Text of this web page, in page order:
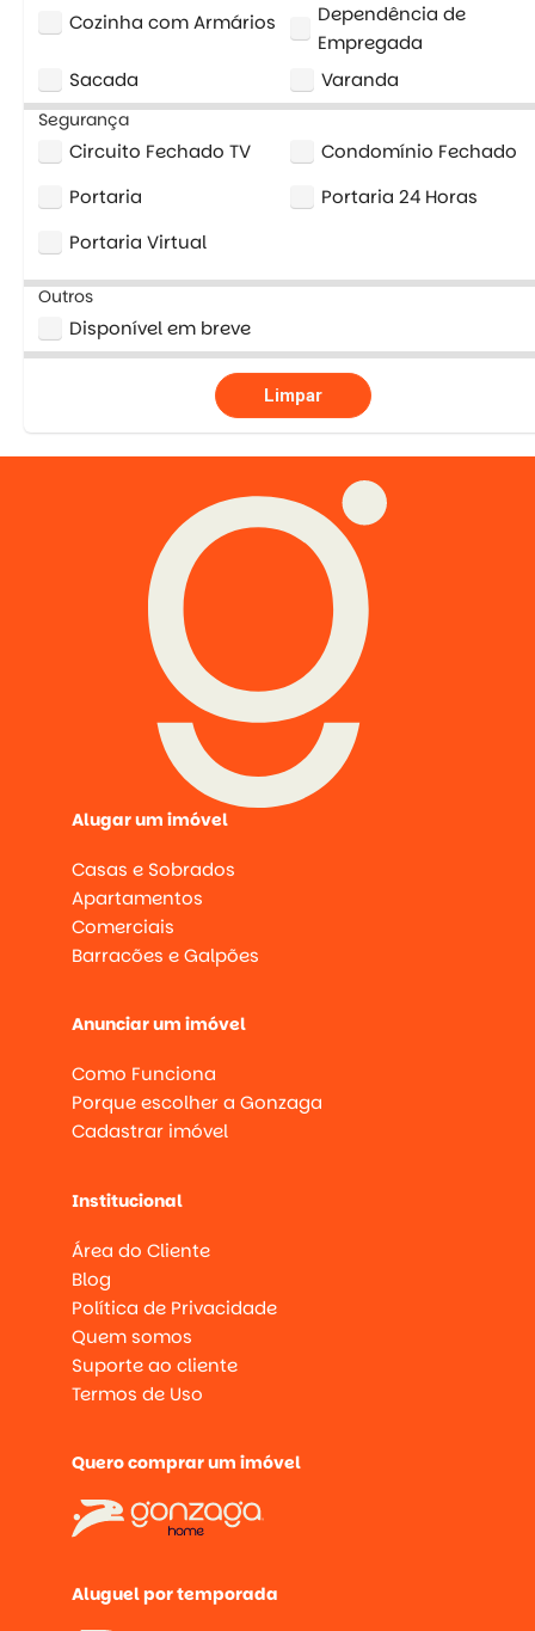
Cozinha com Armários
Dependência de
Empregada
Sacada
Varanda
Segurança
Circuito Fechado TV
Condomínio Fechado
Portaria
Portaria 24 Horas
Portaria Virtual
Outros
Disponível em breve
Limpar
Alugar um imóvel
Casas e Sobrados
Apartamentos
Comerciais
Barracões e Galpões
Anunciar um imóvel
Como Funciona
Porque escolher a Gonzaga
Cadastrar imóvel
Institucional
Área do Cliente
Blog
Política de Privacidade
Quem somos
Suporte ao cliente
Termos de Uso
Quero comprar um imóvel
Aluguel por temporada